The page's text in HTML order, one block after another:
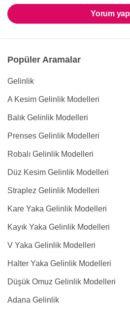
Yorum yap
Popüler Aramalar
Gelinlik
A Kesim Gelinlik Modelleri
Balık Gelinlik Modelleri
Prenses Gelinlik Modelleri
Robalı Gelinlik Modelleri
Düz Kesim Gelinlik Modelleri
Straplez Gelinlik Modelleri
Kare Yaka Gelinlik Modelleri
Kayık Yaka Gelinlik Modelleri
V Yaka Gelinlik Modelleri
Halter Yaka Gelinlik Modelleri
Düşük Omuz Gelinlik Modelleri
Adana Gelinlik